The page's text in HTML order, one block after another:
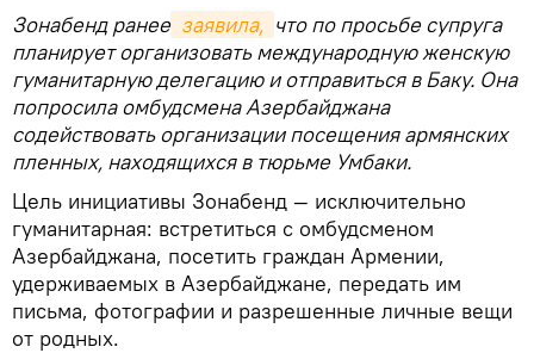
Зонабенд ранее заявила, что по просьбе супруга
планирует организовать международную женскую
гуманитарную делегацию и отправиться в Баку. Она
попросила омбудсмена Азербайджана
содействовать организации посещения армянских
пленных, находящихся в тюрьме Умбаки.
Цель инициативы Зонабенд — исключительно
гуманитарная: встретиться с омбудсменом
Азербайджана, посетить граждан Армении,
удерживаемых в Азербайджане, передать им
письма, фотографии и разрешенные личные вещи
от родных.